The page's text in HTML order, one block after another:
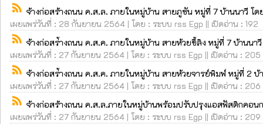
rss_feed จ้างก่อสร้างถนน ค.ส.ล. ภายในหมู่บ้าน สายภูซัน หมู่ที่ 7 บ้านนาวี โดย
เผยแพร่วันที่ : 28 กันยายน 2564 | โดย : ระบบ rss Egp || เปิดอ่าน : 192
rss_feed จ้างก่อสร่้างถนน ค.ส.ค. ภายในหมู่บ้าน สายห้วยขี้ลิง หมู่ที่ 7 บ้านนาวี
เผยแพร่วันที่ : 27 กันยายน 2564 | โดย : ระบบ rss Egp || เปิดอ่าน : 205
rss_feed จ้างก่อสร่้างถนน ค.ส.ค. ภายในหมู่บ้าน สายห้วยจารย์พิมพ์ หมู่ที่ 2 บ้
เผยแพร่วันที่ : 27 กันยายน 2564 | โดย : ระบบ rss Egp || เปิดอ่าน : 206
rss_feed จ้างก่อสร้างถนน ค.ส.ล.ภายในหมู่บ้านพร้อมปรับปรุงแอสฟัสติกคอนก
เผยแพร่วันที่ : 27 กันยายน 2564 | โดย : ระบบ rss Egp || เปิดอ่าน : 209